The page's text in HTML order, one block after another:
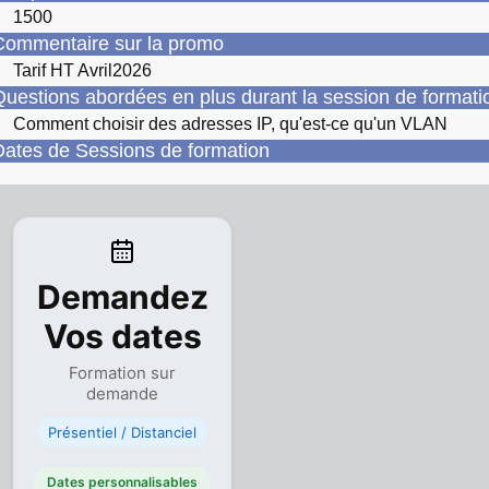
1500
sur la promo
Tarif HT Avril2026
abordées en plus durant la session de
Comment choisir des adresses IP, qu'est-ce qu'un VLAN
de Sessions de formation
Demandez
Vos dates
Formation sur
demande
Présentiel / Distanciel
Dates personnalisables